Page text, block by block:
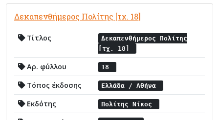
Δεκαπενθήμερος Πολίτης [τχ. 18]
Τίτλος
Δεκαπενθήμερος Πολίτης
[τχ. 18]
Αρ. φύλλου 18
Τόπος έκδοσης Ελλάδα / Αθήνα
Εκδότης Πολίτης Νίκος